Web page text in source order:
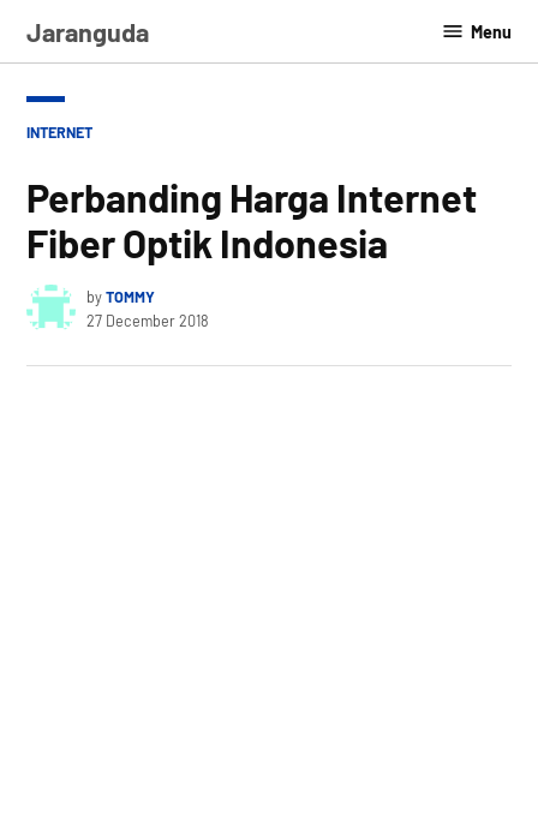
Jaranguda Menu
POSTED
INTERNET
Perbanding Harga Internet
Fiber Optik Indonesia
byTOMMY
27 December 2018